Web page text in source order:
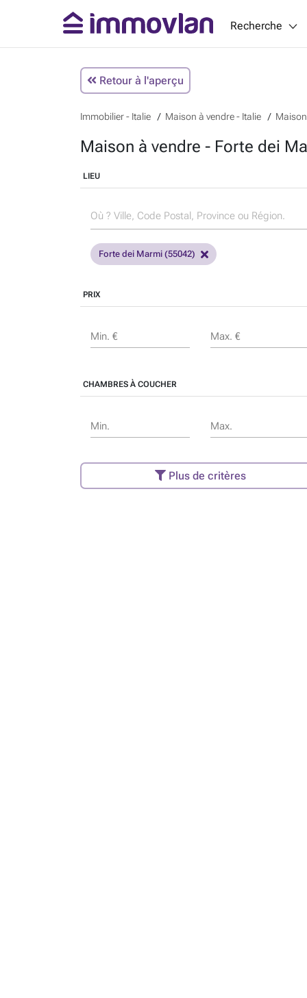
Recherche
Retour à l'aperçu
Immobilier - Italie Maison à vendre - Italie
Maison à vendre - Forte dei
LIEU
Forte dei Marmi (55042)
PRIX
Min. € Max. €
CHAMBRES À COUCHER
Min. Max.
Plus de critères